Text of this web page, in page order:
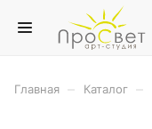
Главная Каталог